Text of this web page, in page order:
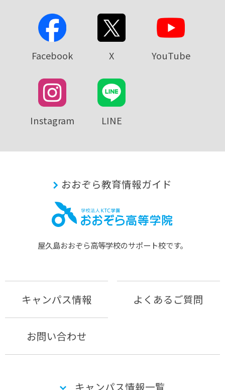
Facebook X YouTube
Instagram LINE
おおぞら教育情報ガイド
屋久島おおぞら⾼等学校のサポート校です。
キャンパス情報 よくあるご質問
お問い合わせ
キャンパス情報一覧